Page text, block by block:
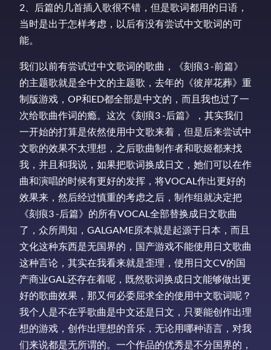
2、后篇的几首插入歌很不错，但是歌词都用的日语，
当时是出于怎样考虑，以后有没有尝试中文歌词的可
能。
我们以前有尝试过中文歌词的歌曲，《刻痕3 -前篇》
的主题歌就是全中文的主题歌，去年的《彼岸花葬》重
制版游戏，OP和ED都全部是中文的，而且我也过了一
次给歌曲作词的瘾。这次《刻痕3 -后篇》，其实我们
一开始的打算是依然使用中文歌来着，但是后来尝试中
文歌的效果不太理想，之后歌曲制作者和歌姬都来找
我，并且和我说，如果把歌词换成日文，她们可以在作
曲和演唱的时候有更好的发挥，将VOCAL作出更好的
效果来，然后经过慎重的考虑之后，制作组就决定把
《刻痕3 -后篇》的所有VOCAL全部替换成日文歌曲
了，众所周知，GALGAME原本就是起源于日本，而且
文化这种东西是无国界的，国产游戏不能使用日文歌曲
这种言论，其实在我看来就是歪理，使用日文CV的国
产商业GAL还存在着呢，既然歌词换成日文能够做出更
好的歌曲效果，那又何必委屈求全的使用中文歌词呢？
我个人是不在乎歌曲是中文还是日文，只要能创作出理
想的游戏，创作出理想的音乐，无论用哪种语言，对我
们来说都是无所谓的。一个作品的优秀是不分国界的，